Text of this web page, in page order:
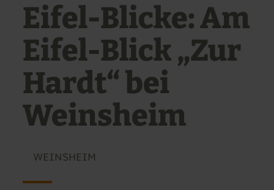
Eifel-Blicke: Am
Eifel-Blick „Zur
Hardt“ bei
Weinsheim
WEINSHEIM